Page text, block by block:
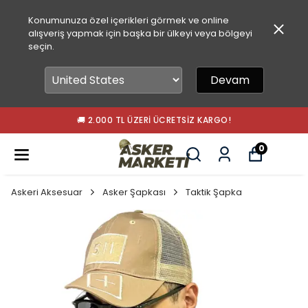
Konumunuza özel içerikleri görmek ve online
alışveriş yapmak için başka bir ülkeyi veya bölgeyi
seçin.
Devam
🚚 2.000 TL ÜZERI ÜCRETSIZ KARGO!
0
Askeri Aksesuar Asker Şapkası Taktik Şapka